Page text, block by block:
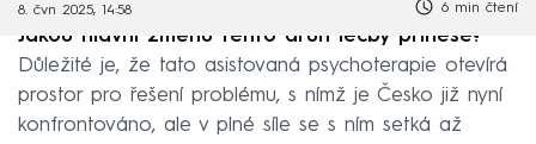
8. čvn 2025, 14:58 6 min čtení
Jakou hlavní změnu tento druh léčby přinese?
Důležité je, že tato asistovaná psychoterapie otevírá
prostor pro řešení problému, s nímž je Česko již nyní
konfrontováno, ale v plné síle se s ním setká až